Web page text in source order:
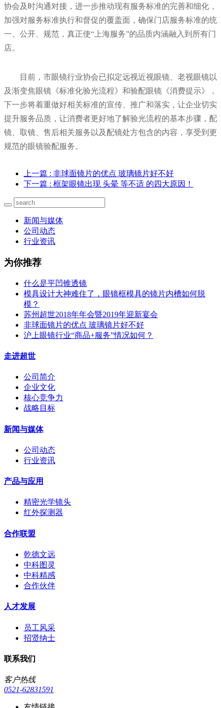
协会及时沟通对接，进一步推动现有服务标准的完善和细化，
加强对服务标准执行和督促的覆盖面，确保门店服务标准的统
一、公开、规范，真正使“上海服务”的品质内涵融入到所有门
店。
目前，市眼镜行业协会已拟定远视近视眼镜、老视眼镜以
及渐变焦眼镜《标准化验光流程》和验配眼镜《消费提示》，
下一步将着重做好相关标准的宣传、推广和落实，让企业切实
提升服务品质，让消费者更好地了解验光流程的基本步骤，配
镜、取镜、售后相关服务以及配镜处方包含的内容，享受到更
规范的眼镜验配服务。
上一篇 : 非球面镜片的优点 玻璃镜片好不好
下一篇 : 框架眼镜出现 头晕 等不适 的四大原因！
新闻与媒体
公司动态
行业资讯
为你推荐
什么是平凹锥透镜
模具设计大神难住了，眼镜框模具的镜片内槽如何脱
模？
苏州超世2018年年会暨2019年迎新宴会
非球面镜片的优点 玻璃镜片好不好
沪上眼镜行业“商品+服务”情况如何？
走进超世
公司简介
企业文化
核心竞争力
战略目标
新闻与媒体
公司动态
行业资讯
产品与应用
精密光学镜头
红外探测器
合作联盟
乾德文远
中科图灵
中科精感
合作伙伴
人才发展
员工风采
招贤纳士
联系我们
客户热线
0521-62831591